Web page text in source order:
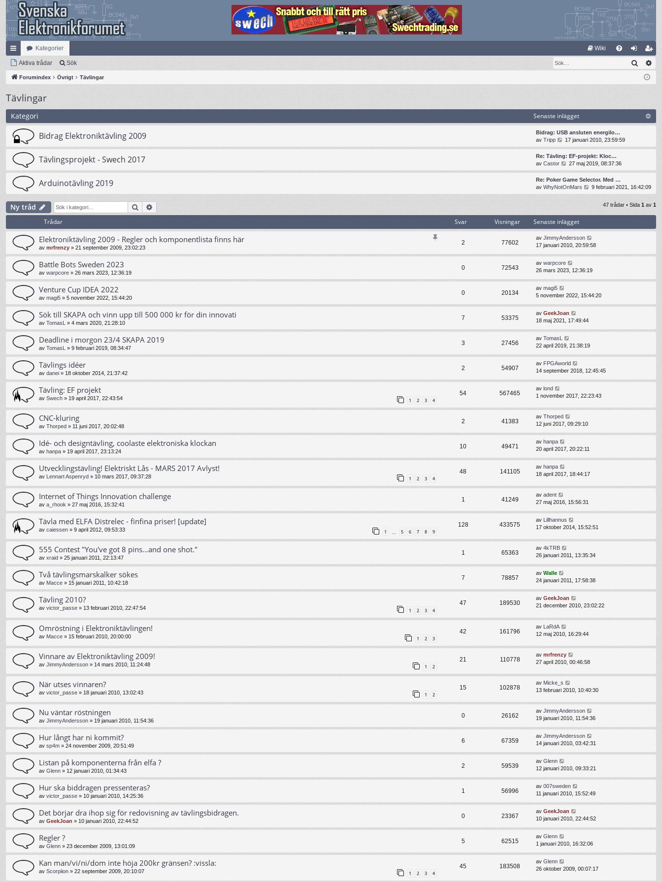
na
bb
ar
Kategorier Wiki
og li
m
m
Aktiva trådar Sök Sök
Forumindex Övrigt Tävlingar
Tävlingar
Kategori Senaste inlägget
Bidrag Elektroniktävling 2009
Bidrag: USB ansluten energilo…
av Tripp
G
å
t
i
d
e
n
a
t
i
n
l
ä
g
g
17 januari 2010, 23:59:59
Tävlingsprojekt - Swech 2017
Re: Tävling: EF-projekt: Kloc…
av Castor
G
å
t
i
e
t
s
e
n
t
e
i
l
ä
g
t
27 maj 2019, 08:37:36
Arduinotävling 2019
Re: Poker Game Selector. Med …
av WhyNotOnMars
G
å
l
d
e
t
s
n
s
e
i
e
t
9 februari 2021, 16:42:09
Ny tråd Sök 47 trådar • Sida 1 av 1
Trådar Svar Visningar Senaste inlägget
Elektroniktävling 2009 - Regler och komponentlista finns här
av mrfrenzy » 21 september 2009, 23:02:23
2 77602
av JimmyAndersson
17 januari 2010, 20:59:58
Battle Bots Sweden 2023
av warpcore » 26 mars 2023, 12:36:19
0 72543
av warpcore
26 mars 2023, 12:36:19
Venture Cup IDEA 2022
av magi5 » 5 november 2022, 15:44:20
0 20134
av magi5
5 november 2022, 15:44:20
Sök till SKAPA och vinn upp till 500 000 kr för din innovati
av TomasL » 4 mars 2020, 21:28:10
7 53375
av GeekJoan
18 maj 2021, 17:49:44
Deadline i morgon 23/4 SKAPA 2019
av TomasL » 9 februari 2019, 08:34:47
3 27456
av TomasL
22 april 2019, 21:38:19
Tävlings idéer
av danei » 18 oktober 2014, 21:37:42
2 54907
av FPGAworld
14 september 2018, 12:45:45
Tävling: EF projekt
av Swech » 19 april 2017, 22:43:54 1 2 3 4
54 567465
av lond
1 november 2017, 22:23:43
CNC-kluring
av Thorped » 11 juni 2017, 20:02:48
2 41383
av Thorped
12 juni 2017, 09:29:10
Idé- och designtävling, coolaste elektroniska klockan
av hanpa » 19 april 2017, 23:13:24
10 49471
av hanpa
20 april 2017, 20:22:11
Utvecklingstävling! Elektriskt Lås - MARS 2017 Avlyst!
av Lennart Aspenryd » 10 mars 2017, 09:37:28 1 2 3 4
48 141105
av hanpa
18 april 2017, 18:44:17
Internet of Things Innovation challenge
av a_rhook » 27 maj 2016, 15:32:41
1 41249
av adent
27 maj 2016, 15:56:31
Tävla med ELFA Distrelec - finfina priser! [update]
av caiessen » 9 april 2012, 09:53:33 1 … 5 6 7 8 9
128 433575
av
Lillhannus
17 oktober 2014, 15:52:51
555 Contest "You've got 8 pins…and one shot."
av xraid » 25 januari 2011, 22:13:47
1 65363
av 4kTRB
26 januari 2011, 13:35:34
Två tävlingsmarskalker sökes
av Macce » 15 januari 2011, 10:42:18
7 78857
av Walle
24 januari 2011, 17:58:38
Tävling 2010?
av victor_passe » 13 februari 2010, 22:47:54 1 2 3 4
47 189530
av GeekJoan
21 december 2010, 23:02:22
Omröstning i Elektroniktävlingen!
av Macce » 15 februari 2010, 20:00:00 1 2 3
42 161796
av LaRdA
12 maj 2010, 16:29:44
Vinnare av Elektroniktävling 2009!
av JimmyAndersson » 14 mars 2010, 11:24:48 1 2
21 110778
av mrfrenzy
27 april 2010, 00:46:58
När utses vinnaren?
av victor_passe » 18 januari 2010, 13:02:43 1 2
15 102878
av Micke_s
13 februari 2010, 10:40:30
Nu väntar röstningen
av JimmyAndersson » 19 januari 2010, 11:54:36
0 26162
av JimmyAndersson
19 januari 2010, 11:54:36
Hur långt har ni kommit?
av sp4m » 24 november 2009, 20:51:49
6 67359
av JimmyAndersson
14 januari 2010, 03:42:31
Listan på komponenterna från elfa ?
av Glenn » 12 januari 2010, 01:34:43
2 59539
av Glenn
12 januari 2010, 09:33:21
Hur ska biddragen pressenteras?
av victor_passe » 10 januari 2010, 14:25:36
1 56996
av 007sweden
11 januari 2010, 15:52:49
Det börjar dra ihop sig för redovisning av tävlingsbidragen.
av GeekJoan » 10 januari 2010, 22:44:52
0 23367
av GeekJoan
10 januari 2010, 22:44:52
Regler ?
av Glenn » 23 december 2009, 13:01:09
5 62515
av Glenn
1 januari 2010, 16:32:06
Kan man/vi/ni/dom inte höja 200kr gränsen? :vissla:
av Scorpiion » 22 september 2009, 20:10:07 1 2 3 4
45 183508
av Glenn
26 oktober 2009, 00:07:17